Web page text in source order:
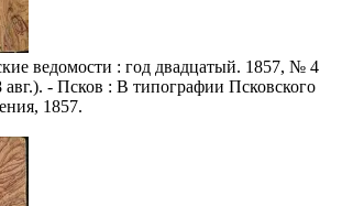
ведомости : год двадцатый. 1857, № 4
- Псков : В типографии Псковского
1857.